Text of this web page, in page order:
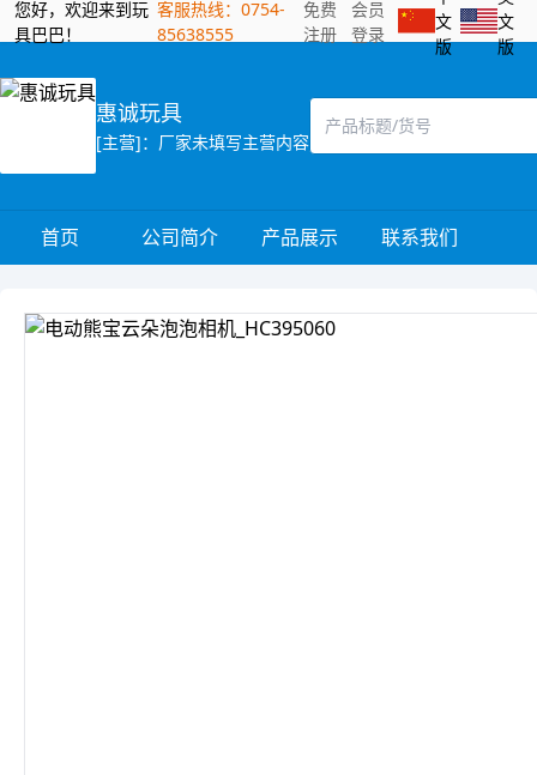
您好，欢迎来到玩
具巴巴！
客服热线：0754-
85638555
免费
注册
会员
登录
文
版
文
版
惠诚玩具
[主营]：厂家未填写主营内容
首页 公司简介 产品展示 联系我们